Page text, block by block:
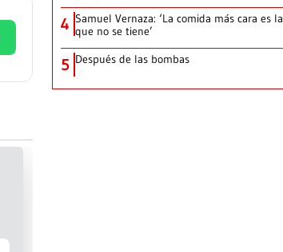
4 Samuel Vernaza: ‘La comida más cara es la
que no se tiene’
5 Después de las bombas